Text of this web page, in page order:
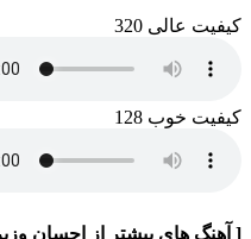
کیفیت عالی 320
کیفیت خوب 128
[ آهنگ های بیشتر از احسان